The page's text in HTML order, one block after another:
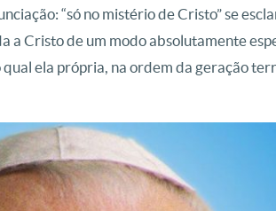
“só no mistério de Cristo” se
a Cristo de um modo absolutamente
ela própria, na ordem da geração